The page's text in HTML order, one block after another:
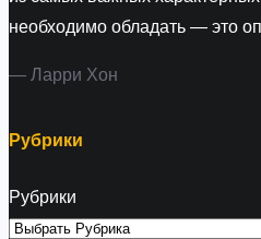
необходимо обладать — это
— Ларри Хон
Рубрики
Рубрики